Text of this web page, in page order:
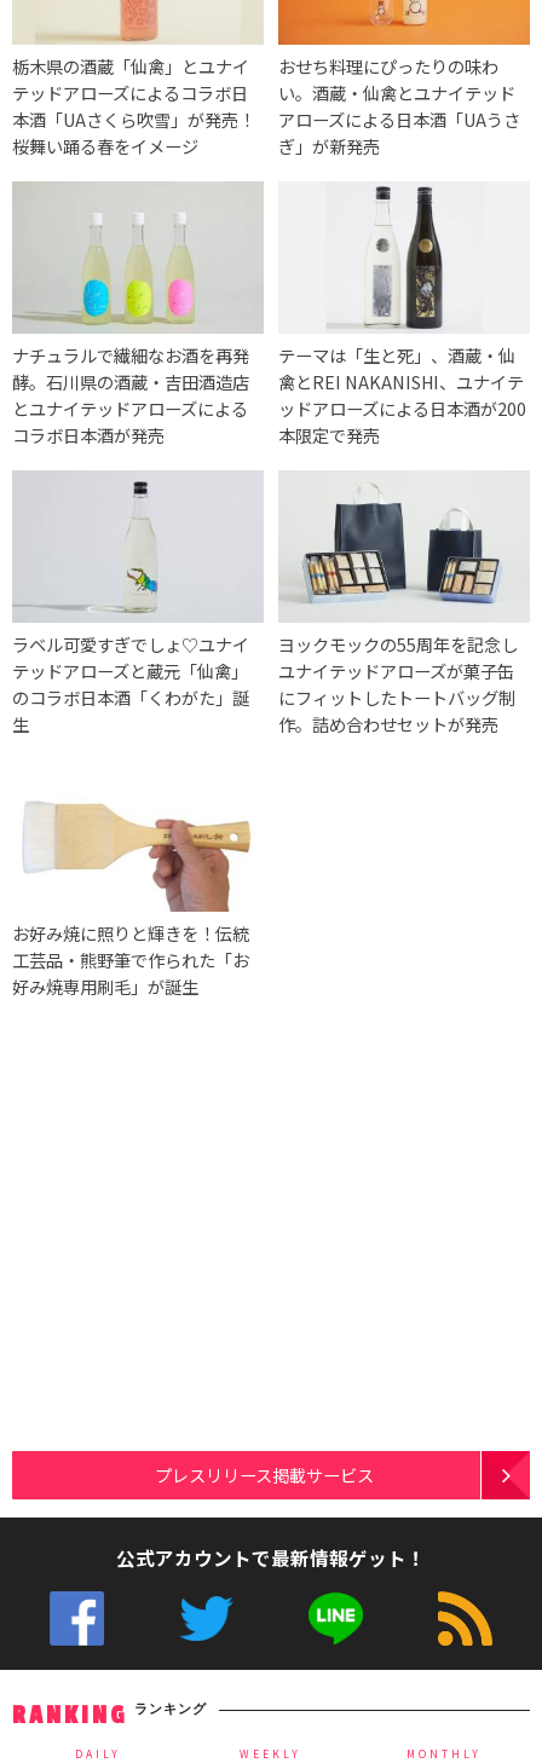
栃木県の酒蔵「仙禽」とユナイ
テッドアローズによるコラボ日
本酒「UAさくら吹雪」が発売！
桜舞い踊る春をイメージ
おせち料理にぴったりの味わ
い。酒蔵・仙禽とユナイテッド
アローズによる日本酒「UAうさ
ぎ」が新発売
ナチュラルで繊細なお酒を再発
酵。石川県の酒蔵・吉田酒造店
とユナイテッドアローズによる
コラボ日本酒が発売
テーマは「生と死」、酒蔵・仙
禽とREI NAKANISHI、ユナイテ
ッドアローズによる日本酒が200
本限定で発売
ラベル可愛すぎでしょ♡ユナイ
テッドアローズと蔵元「仙禽」
のコラボ日本酒「くわがた」誕
生
ヨックモックの55周年を記念し
ユナイテッドアローズが菓子缶
にフィットしたトートバッグ制
作。詰め合わせセットが発売
お好み焼に照りと輝きを！伝統
工芸品・熊野筆で作られた「お
好み焼専用刷毛」が誕生
プレスリリース掲載サービス
公式アカウントで最新情報ゲット！
RANKING ランキング
DAILY WEEKLY MONTHLY